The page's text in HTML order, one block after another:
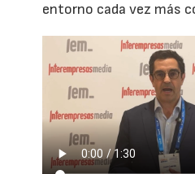
entorno cada vez más